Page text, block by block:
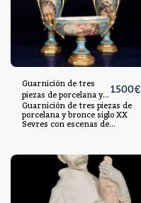
Guarnición de tres
piezas de porcelana y
bronce siglo XX Sevres
con escenas de
personajes
1500€
Guarnición de tres piezas de
porcelana y bronce siglo XX
Sevres con escenas de
cm, 32 cm x 41 cm x 25 cm